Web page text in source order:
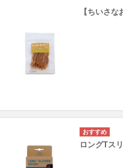
【ちいさ
ロングTス